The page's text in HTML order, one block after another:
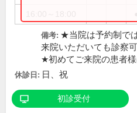
備考: ★当院は予約制で
来院いただいても診察可
★初めてご来院の患者
休診日: 日、祝
初診受付